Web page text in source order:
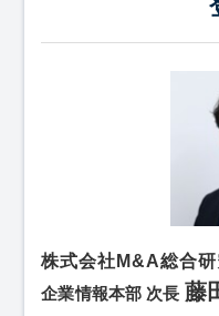
株式会社M&A総合研
企業情報本部 次長 藤